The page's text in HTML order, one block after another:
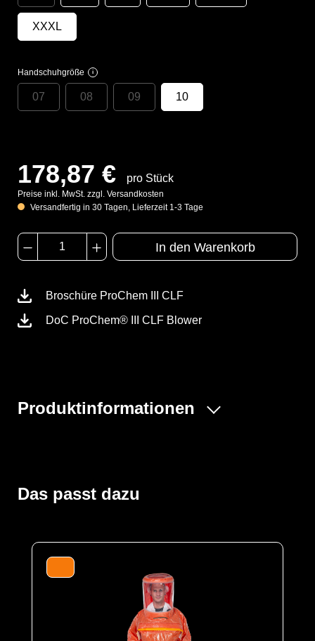
XXXL
Handschuhgröße i
07 08 09 10
178,87 € pro Stück
Preise inkl. MwSt. zzgl. Versandkosten
Versandfertig in 30 Tagen, Lieferzeit 1-3 Tage
In den Warenkorb
Broschüre ProChem III CLF
DoC ProChem® III CLF Blower
Produktinformationen
doppelte Abdeckblende des Fronteinstiegs wird per
Wickelblende verschlossen. Gummizüge an Ärmeln und
für optimale Bewegungsfreiheit. Das Panoramavisier
ermöglicht eine perfekte Rundumsicht und bietet
genügend Platz für Helme oder
Kommunikationssysteme. Das Gebläse ermöglicht
lange Einsätze und gute Luftverteilung durch
Der Anzug wird aus unserem CLF-Material hergestellt,
Das passt dazu